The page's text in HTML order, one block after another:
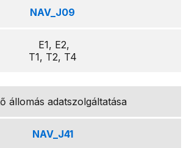
NAV_J09
E1, E2,
T1, T2, T4
állomás adatszolgáltatása
NAV_J41